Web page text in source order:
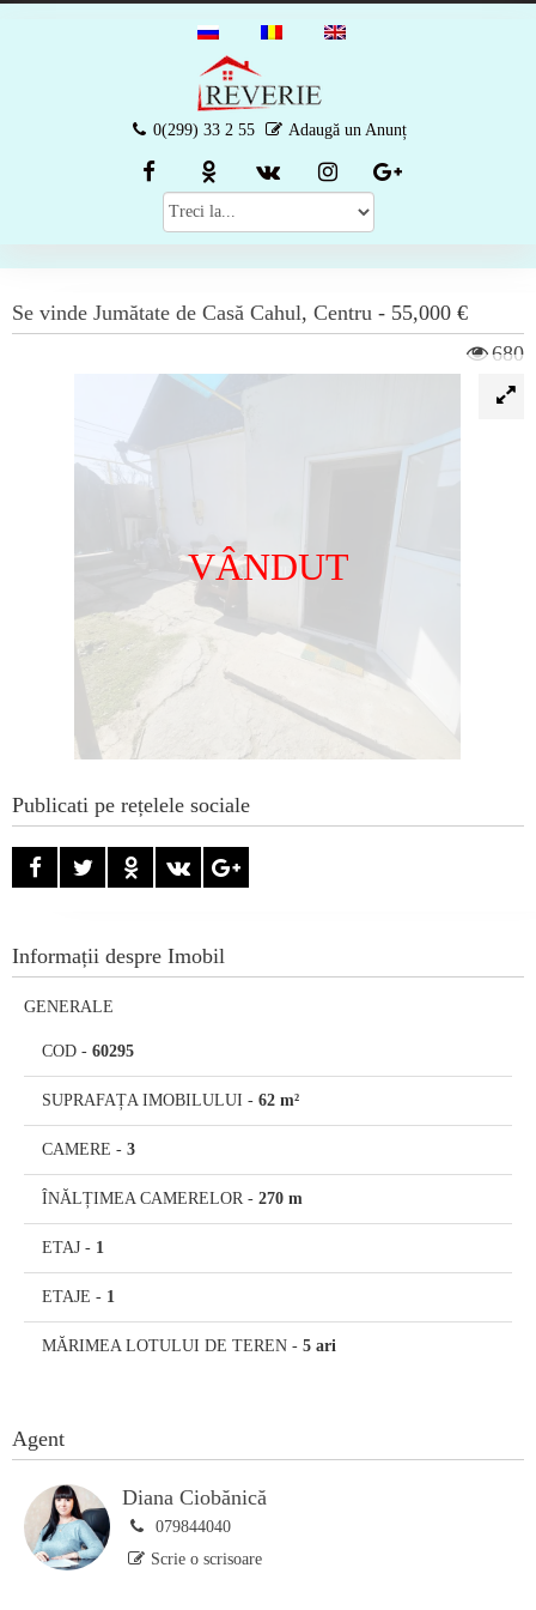
0(299) 33 2 55 Adaugă un Anunț
Se vinde Jumătate de Casă Cahul, Centru - 55,000 €
680
VÂNDUT
Publicati pe rețelele sociale
Informații despre Imobil
GENERALE
COD - 60295
SUPRAFAȚA IMOBILULUI - 62 m²
CAMERE - 3
ÎNĂLȚIMEA CAMERELOR - 270 m
ETAJ - 1
ETAJE - 1
MĂRIMEA LOTULUI DE TEREN - 5 ari
Agent
Diana Ciobănică
079844040
Scrie o scrisoare